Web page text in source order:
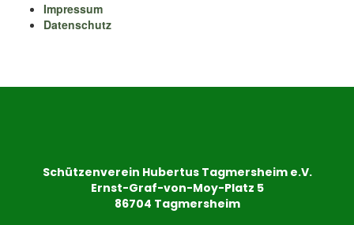
Impressum
Datenschutz
Schützenverein Hubertus Tagmersheim e.V.
Ernst-Graf-von-Moy-Platz 5
86704 Tagmersheim